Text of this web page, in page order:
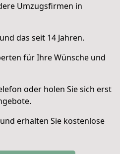
Umzugsfirmen in
das seit 14 Jahren.
für Ihre Wünsche und
oder holen Sie sich erst
und erhalten Sie kostenlose